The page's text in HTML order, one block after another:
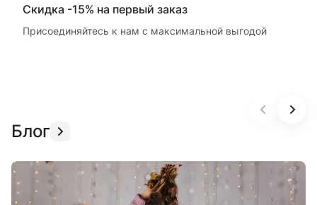
Скидка -15% на первый заказ
Присоединяйтесь к нам с максимальной выгодой
Блог